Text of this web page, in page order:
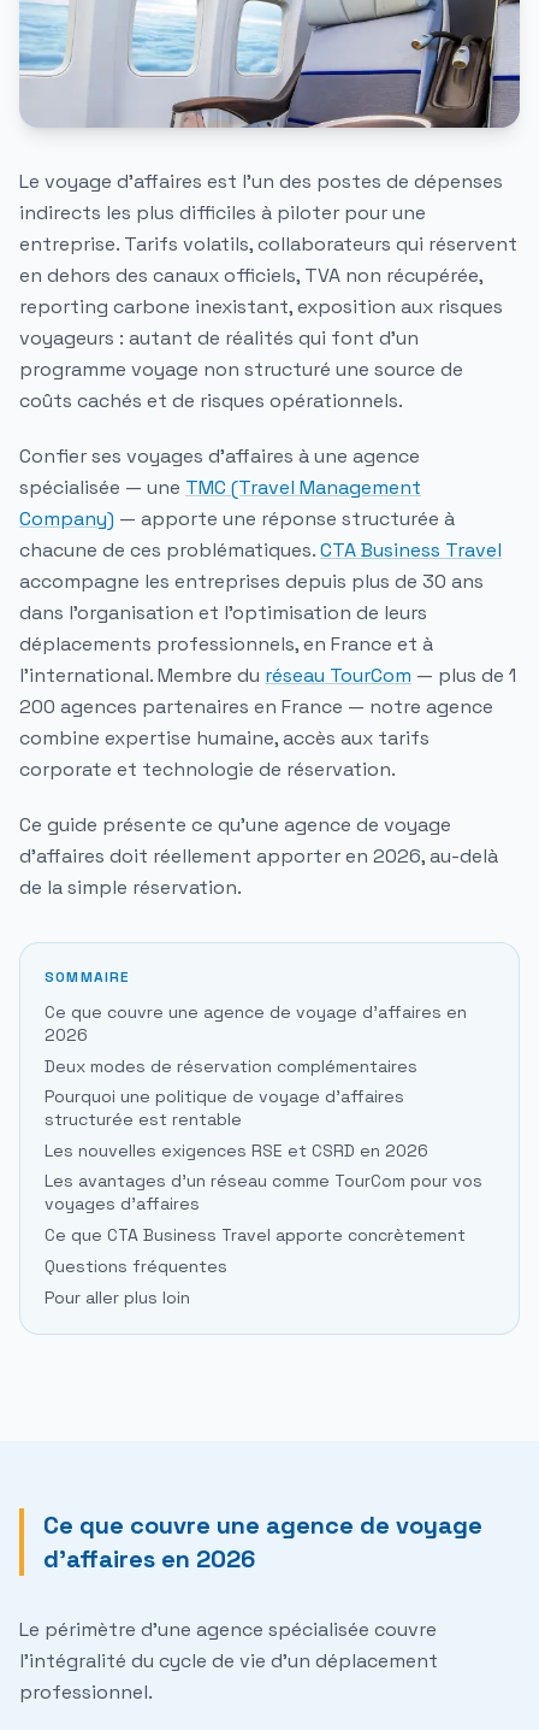
Le voyage d'affaires est l'un des postes de dépenses
indirects les plus difficiles à piloter pour une
entreprise. Tarifs volatils, collaborateurs qui réservent
en dehors des canaux officiels, TVA non récupérée,
reporting carbone inexistant, exposition aux risques
voyageurs : autant de réalités qui font d'un
programme voyage non structuré une source de
coûts cachés et de risques opérationnels.
Confier ses voyages d'affaires à une agence
spécialisée — une TMC (Travel Management
Company) — apporte une réponse structurée à
chacune de ces problématiques.CTA Business Travel
accompagne les entreprises depuis plus de 30 ans
dans l'organisation et l'optimisation de leurs
déplacements professionnels, en France et à
l'international. Membre du réseau TourCom — plus de 1
200 agences partenaires en France — notre agence
combine expertise humaine, accès aux tarifs
corporate et technologie de réservation.
Ce guide présente ce qu'une agence de voyage
d'affaires doit réellement apporter en 2026, au-delà
de la simple réservation.
SOMMAIRE
Ce que couvre une agence de voyage d'affaires en
2026
Deux modes de réservation complémentaires
Pourquoi une politique de voyage d'affaires
structurée est rentable
Les nouvelles exigences RSE et CSRD en 2026
Les avantages d'un réseau comme TourCom pour vos
voyages d'affaires
Ce que CTA Business Travel apporte concrètement
Questions fréquentes
Pour aller plus loin
Ce que couvre une agence de voyage
d'affaires en 2026
Le périmètre d'une agence spécialisée couvre
l'intégralité du cycle de vie d'un déplacement
professionnel.